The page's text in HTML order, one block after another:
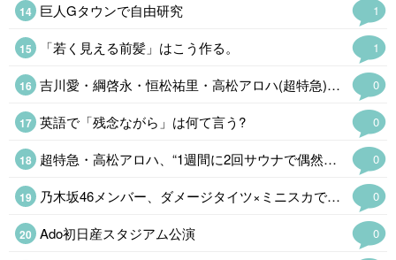
1
巨人Gタウンで自由研究
1
「若く見える前髪」はこう作る。
0
吉川愛・綱啓永・恒松祐里・高松アロハ(超特急)、仲良くなったきっかけのアニメとは「個性があるアニメね」
0
英語で「残念ながら」は何て言う?
0
超特急・高松アロハ、“1週間に2回サウナで偶然遭遇した人気俳優 当時の状況再現「めっちゃ可愛いなと思いました」
0
乃木坂46メンバー、ダメージタイツ×ミニスカで美脚チラリ 卒業目前の衣装ショットに「脚が綺麗すぎる」
0
Ado初日産スタジアム公演